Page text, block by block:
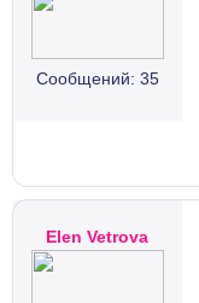
Сообщений: 35
Elen Vetrova